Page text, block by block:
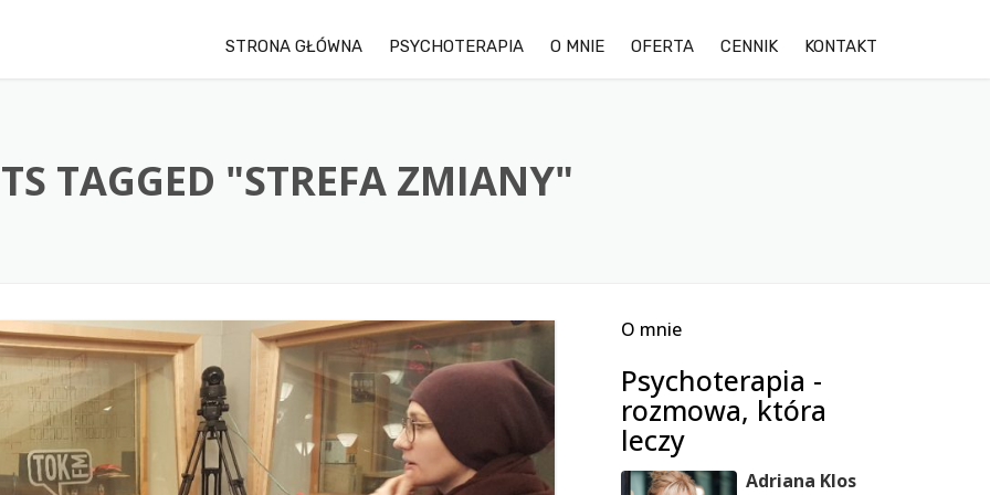
STRONA GŁÓWNA PSYCHOTERAPIA O MNIE OFERTA
TERAPIA DDA/DDD
TERAPIA PAR
CENNIK KONTAKT
TAGGED "STREFA ZMIANY"
O mnie
Psychoterapia -
rozmowa, która
leczy
Adriana Klos